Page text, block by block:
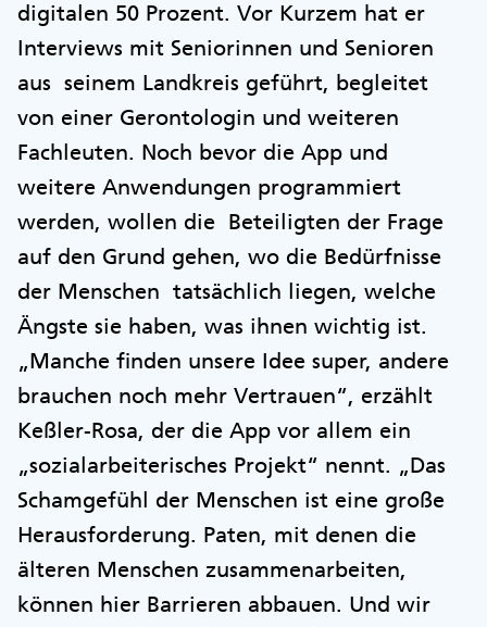
digitalen 50 Prozent. Vor Kurzem hat er
Interviews mit Seniorinnen und Senioren
aus seinem Landkreis geführt, begleitet
von einer Gerontologin und weiteren
Fachleuten. Noch bevor die App und
weitere Anwendungen programmiert
werden, wollen die Beteiligten der Frage
auf den Grund gehen, wo die Bedürfnisse
der Menschen tatsächlich liegen, welche
Ängste sie haben, was ihnen wichtig ist.
„Manche finden unsere Idee super, andere
brauchen noch mehr Vertrauen“, erzählt
Keßler-Rosa, der die App vor allem ein
„sozialarbeiterisches Projekt“ nennt. „Das
Schamgefühl der Menschen ist eine große
Herausforderung. Paten, mit denen die
älteren Menschen zusammenarbeiten,
können hier Barrieren abbauen. Und wir